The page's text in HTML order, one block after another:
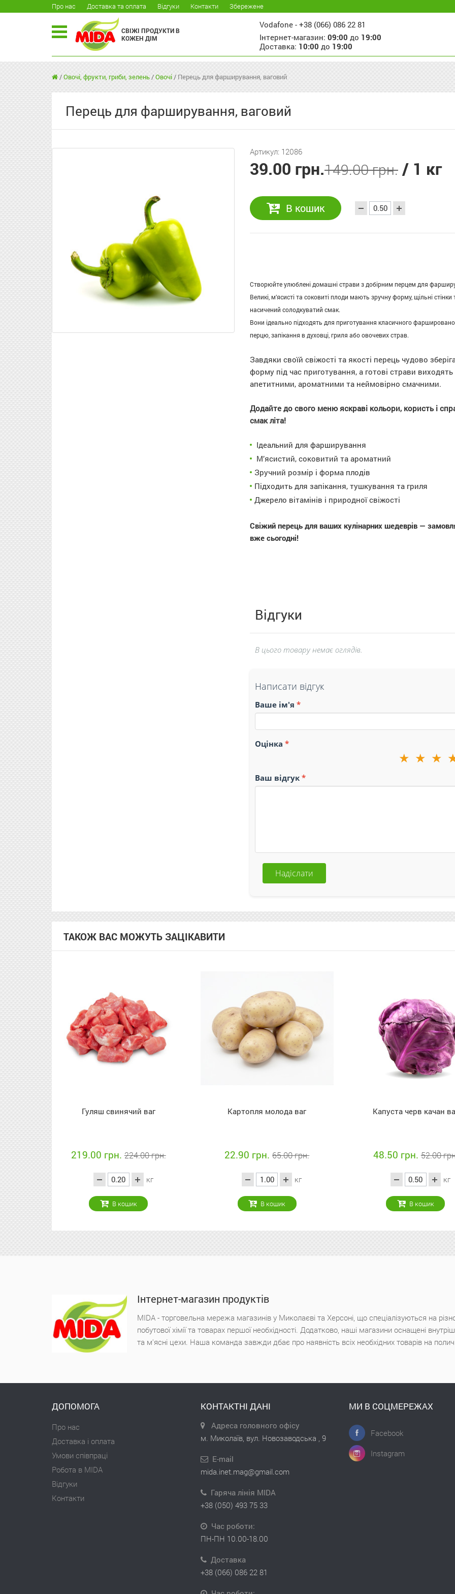
Про нас Доставка та оплата Відгуки Контакти Збережене
СВІЖІ ПРОДУКТИ В
КОЖЕН ДІМ
Vodafone - +38 (066) 086 22 81
Інтернет-магазин: 09:00 до 19:00
Доставка: 10:00 до 19:00
/Овочі, фрукти, гриби, зелень/Овочі/ Перець для фарширування, ваговий
Перець для фарширування, ваговий
Артикул: 12086
39.00 грн.149.00 грн. / 1 кг
В кошик
Створюйте улюблені домашні страви з добірним перцем для
Великі, м’ясисті та соковиті плоди мають зручну форму, щільні стінки
насичений солодкуватий смак.
Вони ідеально підходять для приготування класичного
перцю, запікання в духовці, гриля або овочевих страв.
Завдяки своїй свіжості та якості перець чудово
форму під час приготування, а готові страви виходять
апетитними, ароматними та неймовірно смачними.
Додайте до свого меню яскраві кольори, користь і
смак літа!
Ідеальний для фарширування
М’ясистий, соковитий та ароматний
Зручний розмір і форма плодів
Підходить для запікання, тушкування та гриля
Джерело вітамінів і природної свіжості
Свіжий перець для ваших кулінарних шедеврів —
вже сьогодні!
Відгуки
В цього товару немає оглядів.
Написати відгук
Ваше ім'я
Оцінка
★
★
★
Ваш відгук
Надіслати
ТАКОЖ ВАС МОЖУТЬ ЗАЦІКАВИТИ
224.00 грн.
Картопля молода ваг
22.90 грн.
Капуста черв качан ваг
48.50 грн.
Інтернет-магазин продуктів
MIDA - торговельна мережа магазинів у Миколаєві та Херсоні, що спеціалізуються на
побутової хімії та товарах першої необхідності. Додатково, наші магазини оснащені
та м'ясні цехи. Наша команда завжди дбає про наявність всіх необхідних товарів на
ДОПОМОГА
Про нас
Доставка і оплата
Умови співпраці
Робота в MIDA
Відгуки
Контакти
КОНТАКТНІ ДАНІ
Адреса головного офісу
м. Миколаїв, вул. Новозаводська , 9
E-mail
mida.inet.mag@gmail.com
Гаряча лінія MIDA
+38 (050) 493 75 33
Час роботи:
ПН-ПН 10.00-18.00
Доставка
+38 (066) 086 22 81
МИ В СОЦМЕРЕЖАХ
Facebook
Instagram